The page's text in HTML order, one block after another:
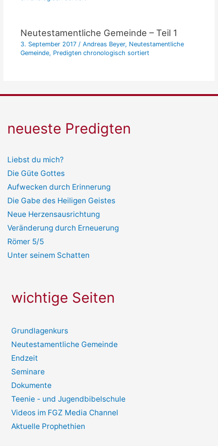
Neutestamentliche Gemeinde – Teil 1
3. September 2017 / Andreas Beyer, Neutestamentliche
Gemeinde, Predigten chronologisch sortiert
neueste Predigten
Liebst du mich?
Die Güte Gottes
Aufwecken durch Erinnerung
Die Gabe des Heiligen Geistes
Neue Herzensausrichtung
Veränderung durch Erneuerung
Römer 5/5
Unter seinem Schatten
wichtige Seiten
Grundlagenkurs
Neutestamentliche Gemeinde
Endzeit
Seminare
Dokumente
Teenie - und Jugendbibelschule
Videos im FGZ Media Channel
Aktuelle Prophethien